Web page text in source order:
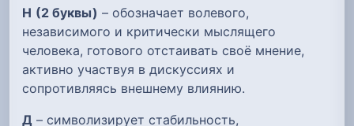
Н (2 буквы) – обозначает волевого,
независимого и критически мыслящего
человека, готового отстаивать своё мнение,
активно участвуя в дискуссиях и
сопротивляясь внешнему влиянию.
Д – символизирует стабильность,